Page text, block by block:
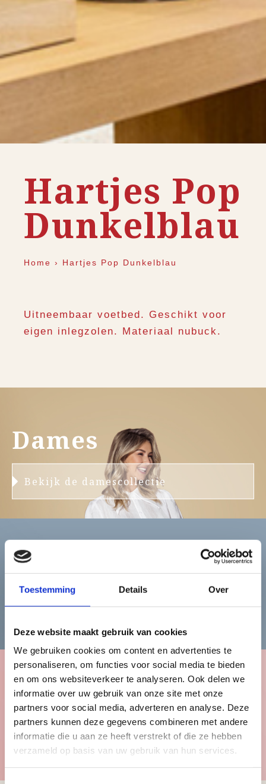
Toestemming Details Over
Deze website maakt gebruik van cookies
We gebruiken cookies om content en advertenties te
personaliseren, om functies voor social media te bieden
en om ons websiteverkeer te analyseren. Ook delen we
informatie over uw gebruik van onze site met onze
partners voor social media, adverteren en analyse. Deze
partners kunnen deze gegevens combineren met andere
informatie die u aan ze heeft verstrekt of die ze hebben
verzameld op basis van uw gebruik van hun services.
Hartjes Pop
Dunkelblau
Home › Hartjes Pop Dunkelblau
Uitneembaar voetbed. Geschikt voor
eigen inlegzolen. Materiaal nubuck.
Dames
Bekijk de damescollectie
Heren
Kinderen
Bekijk de kindercollectie